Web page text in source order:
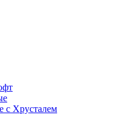
с Хрусталем